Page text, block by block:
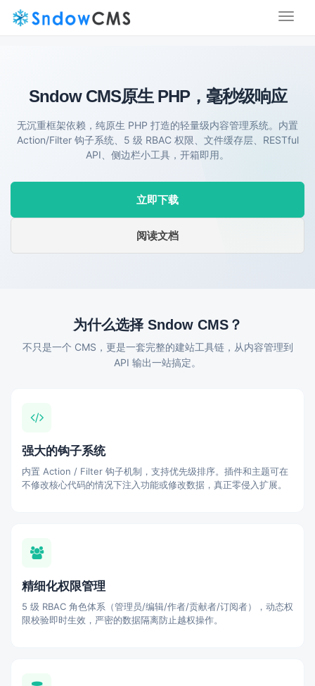
Sndow CMS原生 PHP，毫秒级响应
无沉重框架依赖，纯原生 PHP 打造的轻量级内容管理系统。内置
Action/Filter 钩子系统、5 级 RBAC 权限、文件缓存层、RESTful
API、侧边栏小工具，开箱即用。
立即下载
阅读文档
为什么选择 Sndow CMS？
不只是一个 CMS，更是一套完整的建站工具链，从内容管理到
API 输出一站搞定。
强大的钩子系统
内置 Action / Filter 钩子机制，支持优先级排序。插件和主题可在
不修改核心代码的情况下注入功能或修改数据，真正零侵入扩展。
精细化权限管理
5 级 RBAC 角色体系（管理员/编辑/作者/贡献者/订阅者），动态权
限校验即时生效，严密的数据隔离防止越权操作。